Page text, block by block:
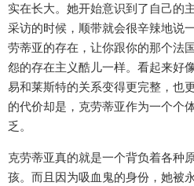
实在长大。她开始意识到了自己的
采访的时候，顺带就会很辛辣地说
劳蒂亚的存在，让你跟你的那个法
怨的存在主义酷儿一样。看起来好
易和莱斯特的关系变得更完整，也
的代价却是，克劳蒂亚作为一个个
乏。
克劳蒂亚真的就是一个背负着各种
孩。而且因为吸血鬼的身份，她被